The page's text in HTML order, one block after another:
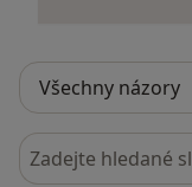
Hledejte v názorech